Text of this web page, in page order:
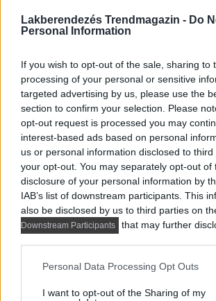
Lakberendezés Trendmagazin - Do
Personal Information
If you wish to opt-out of the sale, sharing to
processing of your personal or sensitive
targeted advertising by us, please use the
section to confirm your selection. Please
opt-out request is processed you may
interest-based ads based on personal
us or personal information disclosed to
your opt-out. You may separately opt-out of
disclosure of your personal information by
IAB’s list of downstream participants. This
also be disclosed by us to third parties on
Downstream Participants
that may further
Please note that this website/app uses one
not limited to your visit or usage behaviour.
Personal Data Processing Opt Outs
I want to opt-out of the Sharing of my